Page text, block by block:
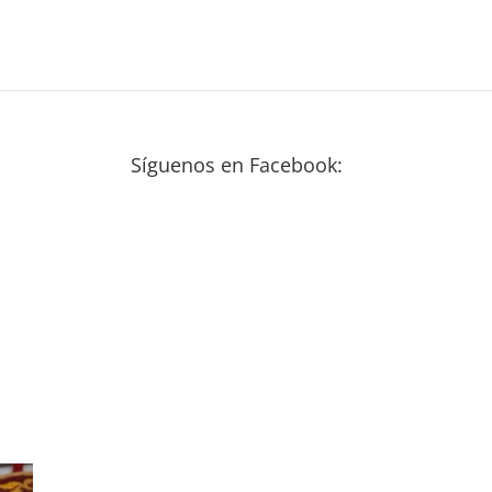
Síguenos en Facebook: